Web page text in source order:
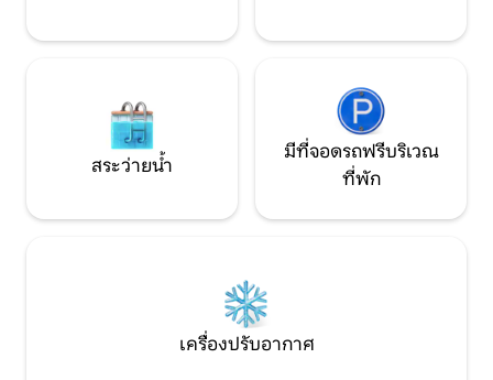
สระว่ายน้ำ
มีที่จอดรถฟรีบริเวณ
ที่พัก
เครื่องปรับอากาศ